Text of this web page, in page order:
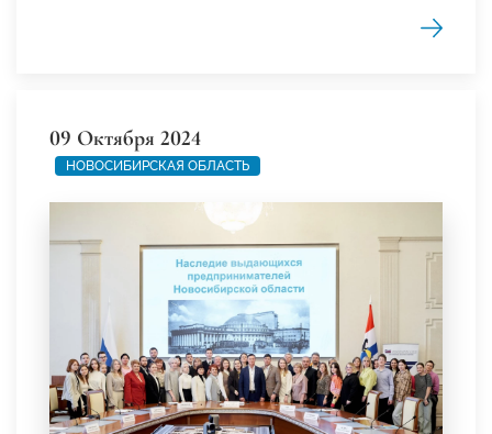
09 Октября 2024
НОВОСИБИРСКАЯ ОБЛАСТЬ